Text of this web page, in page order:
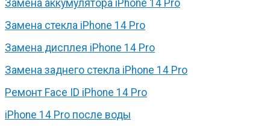
Замена аккумулятора iPhone 14 Pro
Замена стекла iPhone 14 Pro
Замена дисплея iPhone 14 Pro
Замена заднего стекла iPhone 14 Pro
Ремонт Face ID iPhone 14 Pro
iPhone 14 Pro после воды